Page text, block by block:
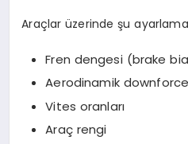
Araçlar üzerinde şu
Fren dengesi (brake
Aerodinamik downforce
Vites oranları
Araç rengi